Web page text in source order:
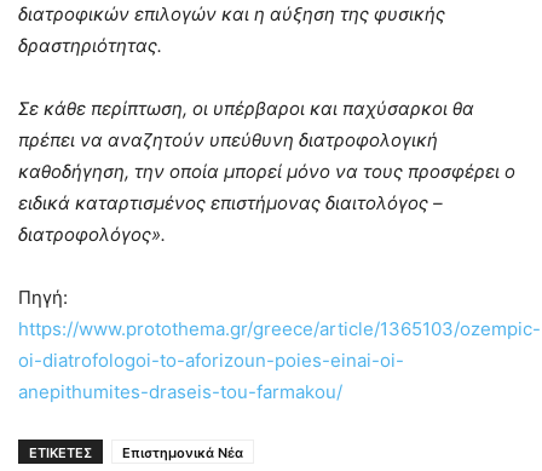
διατροφικών επιλογών και η αύξηση της φυσικής
δραστηριότητας.
Σε κάθε περίπτωση, οι υπέρβαροι και παχύσαρκοι θα
πρέπει να αναζητούν υπεύθυνη διατροφολογική
καθοδήγηση, την οποία μπορεί μόνο να τους προσφέρει ο
ειδικά καταρτισμένος επιστήμονας διαιτολόγος –
διατροφολόγος».
Πηγή:
https://www.protothema.gr/greece/article/1365103/ozempic-
oi-diatrofologoi-to-aforizoun-poies-einai-oi-
anepithumites-draseis-tou-farmakou/
ΕΤΙΚΕΤΕΣ Επιστημονικά Νέα